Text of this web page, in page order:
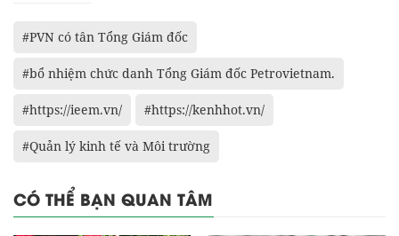
#PVN có tân Tổng Giám đốc
#bổ nhiệm chức danh Tổng Giám đốc Petrovietnam.
#https://ieem.vn/ #https://kenhhot.vn/
#Quản lý kinh tế và Môi trường
CÓ THỂ BẠN QUAN TÂM